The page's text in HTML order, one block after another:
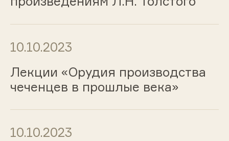
10.10.2023
Лекции «Орудия производства
чеченцев в прошлые века»
10.10.2023